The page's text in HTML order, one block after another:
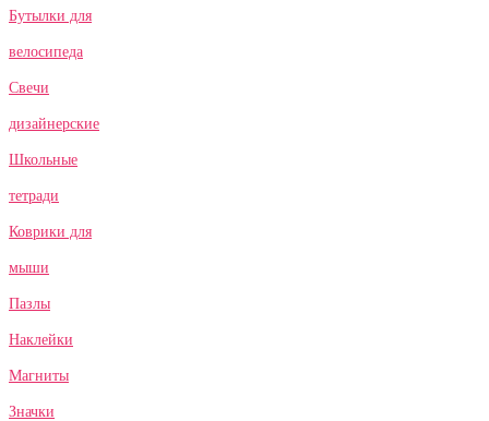
Бутылки для
велосипеда
Свечи
дизайнерские
Школьные
тетради
Коврики для
мыши
Пазлы
Наклейки
Магниты
Значки